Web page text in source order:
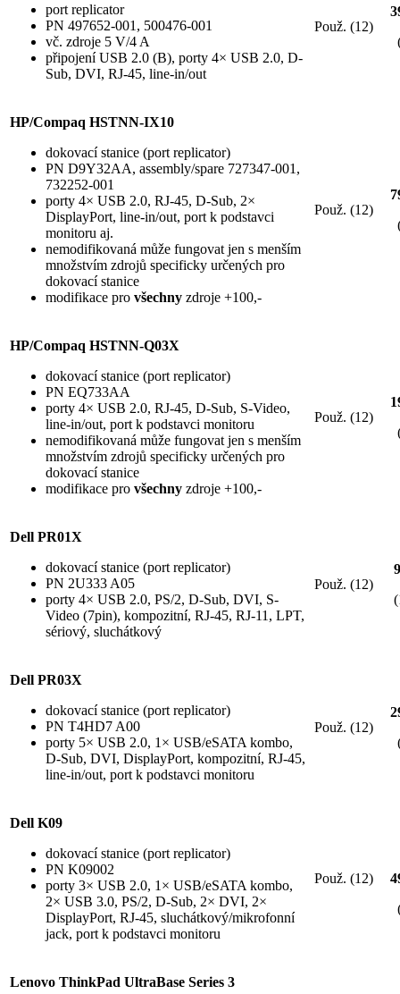
port replicator
PN 497652-001, 500476-001
vč. zdroje 5 V/4 A
připojení USB 2.0 (B), porty 4× USB 2.0, D-
Sub, DVI, RJ-45, line-in/out
Použ. (12)
HP/Compaq HSTNN-IX10
dokovací stanice (port replicator)
PN D9Y32AA, assembly/spare 727347-001,
732252-001
porty 4× USB 2.0, RJ-45, D-Sub, 2×
DisplayPort, line-in/out, port k podstavci
monitoru aj.
nemodifikovaná může fungovat jen s menším
množstvím zdrojů specificky určených pro
dokovací stanice
modifikace pro všechny zdroje +100,-
Použ. (12)
HP/Compaq HSTNN-Q03X
dokovací stanice (port replicator)
PN EQ733AA
porty 4× USB 2.0, RJ-45, D-Sub, S-Video,
line-in/out, port k podstavci monitoru
nemodifikovaná může fungovat jen s menším
množstvím zdrojů specificky určených pro
dokovací stanice
modifikace pro všechny zdroje +100,-
Použ. (12)
Dell PR01X
dokovací stanice (port replicator)
PN 2U333 A05
porty 4× USB 2.0, PS/2, D-Sub, DVI, S-
Video (7pin), kompozitní, RJ-45, RJ-11, LPT,
sériový, sluchátkový
Použ. (12)
Dell PR03X
dokovací stanice (port replicator)
PN T4HD7 A00
porty 5× USB 2.0, 1× USB/eSATA kombo,
D-Sub, DVI, DisplayPort, kompozitní, RJ-45,
line-in/out, port k podstavci monitoru
Použ. (12)
Dell K09
dokovací stanice (port replicator)
PN K09002
porty 3× USB 2.0, 1× USB/eSATA kombo,
2× USB 3.0, PS/2, D-Sub, 2× DVI, 2×
DisplayPort, RJ-45, sluchátkový/mikrofonní
jack, port k podstavci monitoru
Použ. (12)
Lenovo ThinkPad UltraBase Series 3